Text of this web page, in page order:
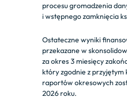
procesu gromadzenia
i wstępnego zamknięcia
Ostateczne wyniki
przekazane w
za okres 3 miesięcy
który zgodnie z przyjętym
raportów okresowych
2026 roku.